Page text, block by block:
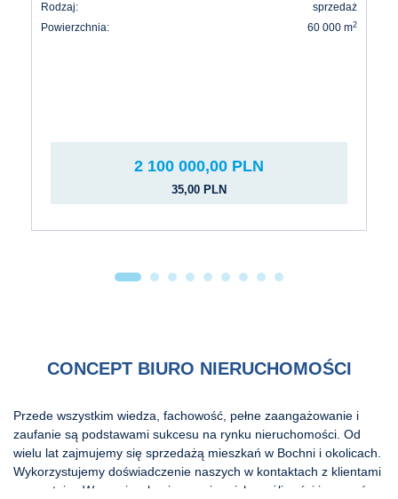
Rodzaj:
sprzedaż
Powierzchnia:
60 000 m2
2 100 000,00 PLN
35,00 PLN
CONCEPT BIURO NIERUCHOMOŚCI
Przede wszystkim wiedza, fachowość, pełne zaangażowanie i
zaufanie są podstawami sukcesu na rynku nieruchomości. Od
wielu lat zajmujemy się sprzedażą mieszkań w Bochni i okolicach.
Wykorzystujemy doświadczenie naszych w kontaktach z klientami
prezentując Wam mieszkania na miarę ich możliwości i marzeń.